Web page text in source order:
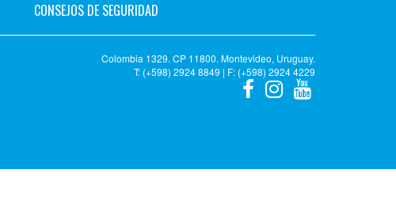
CONSEJOS DE SEGURIDAD
Colombia 1329. CP 11800. Montevideo, Uruguay.
T: (+598) 2924 8849 | F: (+598) 2924 4229